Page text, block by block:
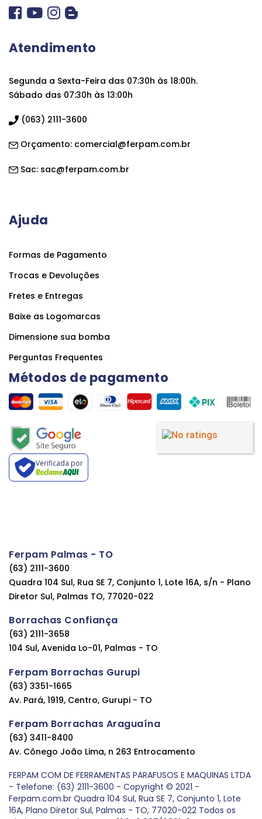
Atendimento
Segunda a Sexta-Feira das 07:30h às 18:00h.
Sábado das 07:30h às 13:00h
(063) 2111-3600
Orçamento: comercial@ferpam.com.br
Sac: sac@ferpam.com.br
Ajuda
Formas de Pagamento
Trocas e Devoluções
Fretes e Entregas
Baixe as Logomarcas
Dimensione sua bomba
Perguntas Frequentes
Métodos de pagamento
Verificada por
Ferpam Palmas - TO
(63) 2111-3600
Quadra 104 Sul, Rua SE 7, Conjunto 1, Lote 16A, s/n - Plano
Diretor Sul, Palmas TO, 77020-022
Borrachas Confiança
(63) 2111-3658
104 Sul, Avenida Lo-01, Palmas - TO
Ferpam Borrachas Gurupi
(63) 3351-1665
Av. Pará, 1919, Centro, Gurupi - TO
Ferpam Borrachas Araguaína
(63) 3411-8400
Av. Cônego João Lima, n 263 Entrocamento
FERPAM COM DE FERRAMENTAS PARAFUSOS E MAQUINAS LTDA
- Telefone: (63) 2111-3600 - Copyright © 2021 -
Ferpam.com.br Quadra 104 Sul, Rua SE 7, Conjunto 1, Lote
16A, Plano Diretor Sul, Palmas - TO, 77020-022 Todos os